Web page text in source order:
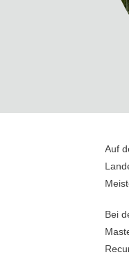
Auf
Bei